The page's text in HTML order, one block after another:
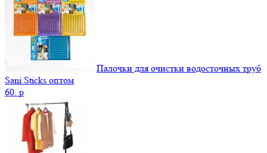
Палочки для очистки водосточных труб
Sani Sticks оптом
60. p